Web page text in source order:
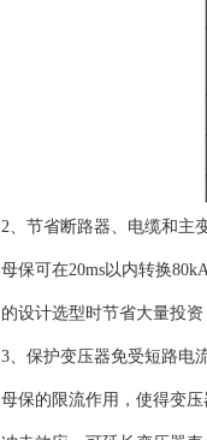
2、节省断路器、电缆和主
母保可在20ms以内转换
的设计选型时节省大量投
3、保护变压器免受短路电
母保的限流作用，使得变